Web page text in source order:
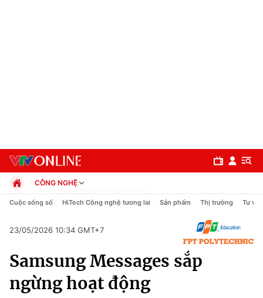
Chính trị
CÔNG NGHỆ
Chính trị
Pháp luật
Thể thao
Truyền hình
Văn hóa - Giải trí
Cuộc sống số HiTech Công nghệ tương lai Sản phẩm Thị trường Tư vấn
23/05/2026 10:34 GMT+7
Samsung Messages sắp
ngừng hoạt động